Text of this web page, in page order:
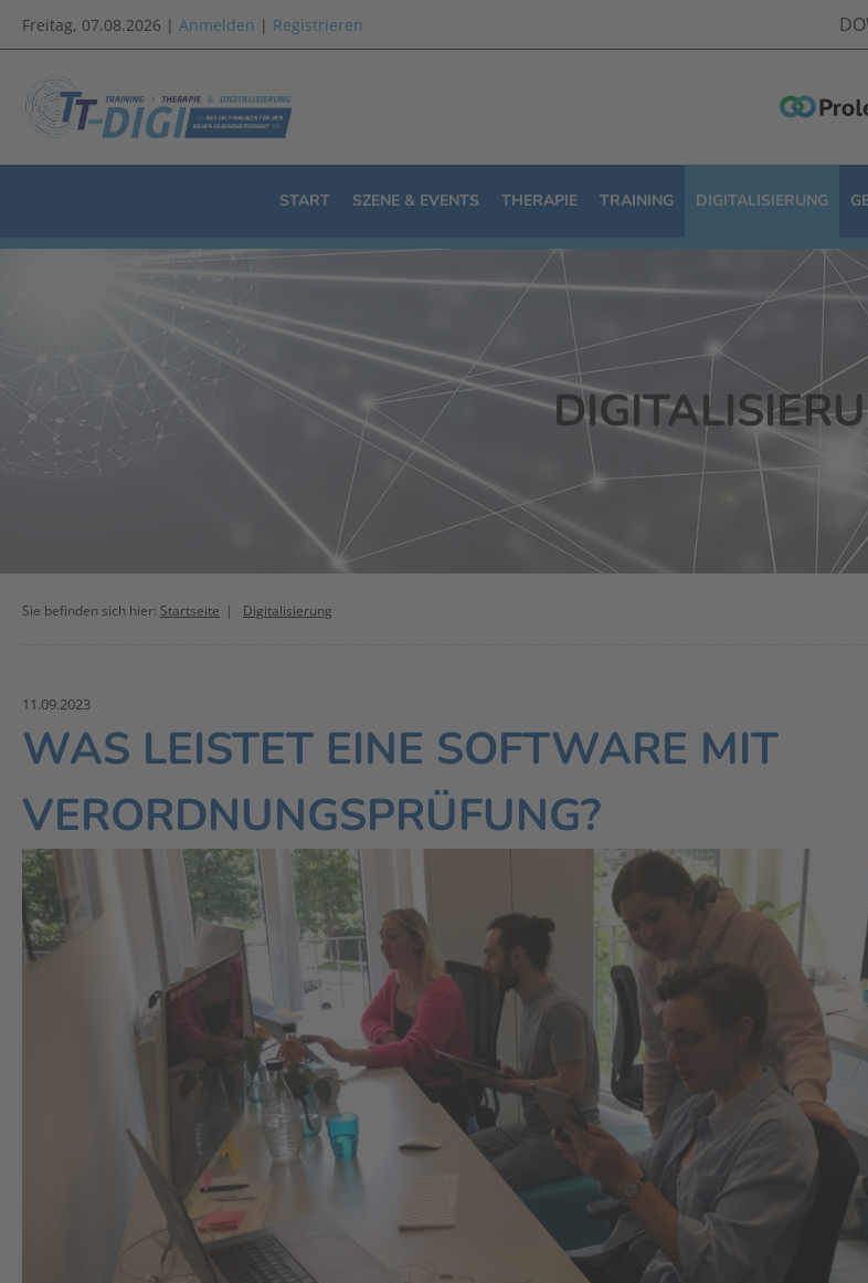
Freitag, 07.08.2026 | Anmelden | Registrieren
START SZENE & EVENTS THERAPIE TRAINING DIGITALISIERUNG
Sie befinden sich hier: Startseite Digitalisierung
11.09.2023
WAS LEISTET EINE SOFTWARE MIT
VERORDNUNGSPRÜFUNG?